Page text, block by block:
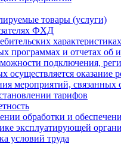
товары (услуги)
ФХД
программах и отчетах об
подключения,
осуществляется
мероприятий, связанных
тарифов
обработки и
эксплуатирующей
условий труда